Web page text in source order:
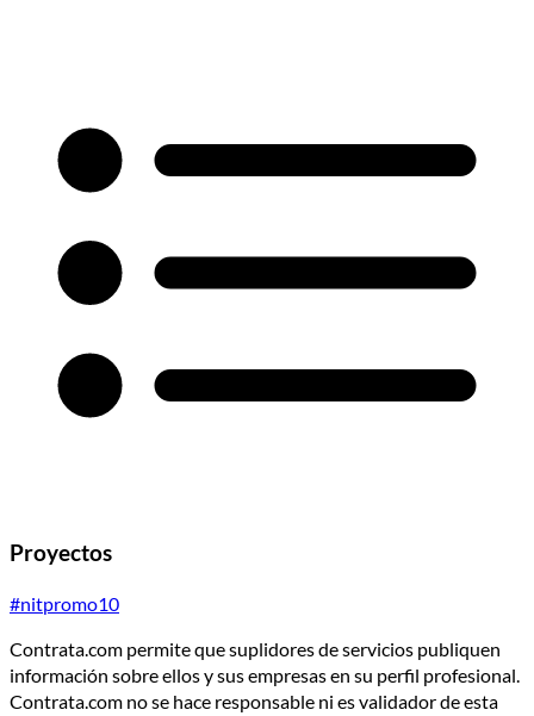
Proyectos
#nitpromo10
Contrata.com permite que suplidores de servicios publiquen
información sobre ellos y sus empresas en su perfil profesional.
Contrata.com no se hace responsable ni es validador de esta